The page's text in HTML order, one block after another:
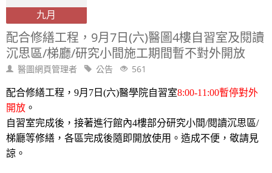
九月
配合修繕工程，9月7日(六)醫圖4樓自習室及閱讀
沉思區/梯廳/研究小間施工期間暫不對外開放
醫圖網頁管理者 公告 561
配合修繕工程，9月7日(六)醫學院自習室8:00-11:00暫停對外
開放 。
自習室完成後，接著進行館內4樓部分研究小間/閱讀沉思區/
梯廳等修繕，各區完成後隨即開放使用。 造成不便，敬請見
諒。